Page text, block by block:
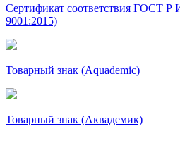
Сертификат соответствия ГОСТ Р
9001:2015)
Товарный знак (Aquademic)
Товарный знак (Аквадемик)